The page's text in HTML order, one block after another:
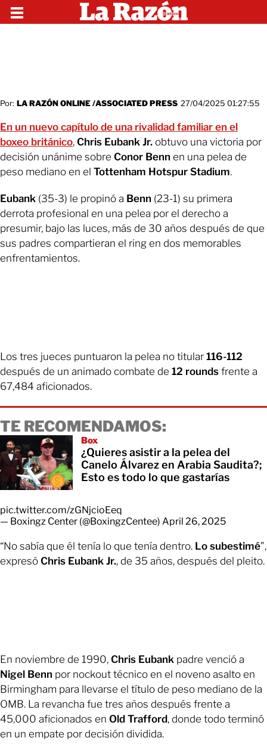
Por: LA RAZÓN ONLINE /ASSOCIATED PRESS 27/04/2025 01:27:55
En un nuevo capítulo de una rivalidad familiar en el
boxeo británico, Chris Eubank Jr. obtuvo una victoria por
decisión unánime sobre Conor Benn en una pelea de
peso mediano en el Tottenham Hotspur Stadium.
Eubank (35-3) le propinó a Benn (23-1) su primera
derrota profesional en una pelea por el derecho a
presumir, bajo las luces, más de 30 años después de que
sus padres compartieran el ring en dos memorables
enfrentamientos.
Los tres jueces puntuaron la pelea no titular 116-112
después de un animado combate de 12 rounds frente a
67,484 aficionados.
TE RECOMENDAMOS:
Box
¿Quieres asistir a la pelea del
Canelo Álvarez en Arabia Saudita?;
Esto es todo lo que gastarías
pic.twitter.com/zGNjcioEeq
— Boxingz Center (@BoxingzCentee) April 26, 2025
“No sabía que él tenía lo que tenía dentro. Lo subestimé”,
expresó Chris Eubank Jr., de 35 años, después del pleito.
En noviembre de 1990, Chris Eubank padre venció a
Nigel Benn por nockout técnico en el noveno asalto en
Birmingham para llevarse el título de peso mediano de la
OMB. La revancha fue tres años después frente a
45,000 aficionados en Old Trafford, donde todo terminó
en un empate por decisión dividida.